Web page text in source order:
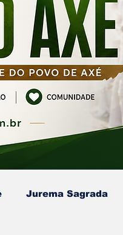
Jurema Sagrada